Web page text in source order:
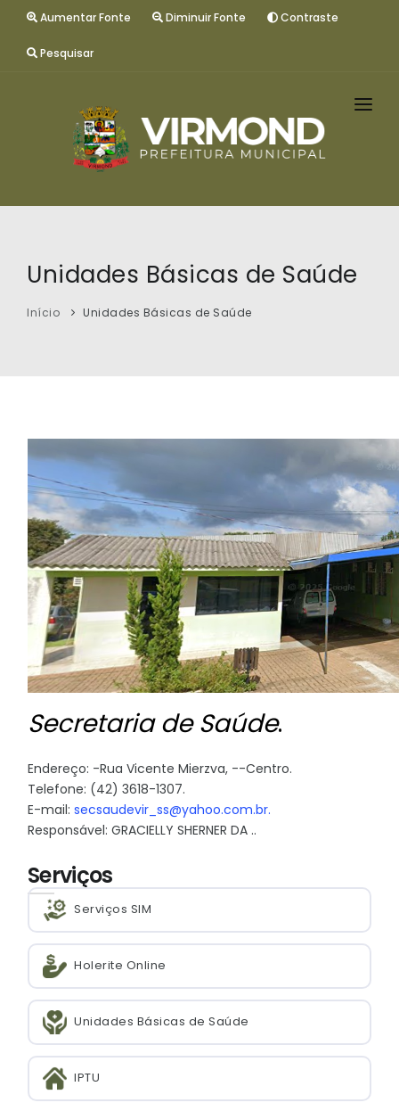
Aumentar Fonte Diminuir Fonte Contraste
Pesquisar
SERVIÇOS
CONTATO
Unidades Básicas de Saúde
Início Unidades Básicas de Saúde
Secretaria de Saúde.
Endereço: -Rua Vicente Mierzva, --Centro.
Telefone: (42) 3618-1307.
E-mail: secsaudevir_ss@yahoo.com.br.
Responsável: GRACIELLY SHERNER DA ..
Serviços
Serviços SIM
Holerite Online
Unidades Básicas de Saúde
IPTU